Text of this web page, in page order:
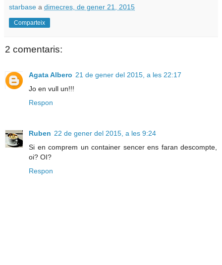
starbase a dimecres, de gener 21, 2015
Comparteix
2 comentaris:
Agata Albero 21 de gener del 2015, a les 22:17
Jo en vull un!!!
Respon
Ruben 22 de gener del 2015, a les 9:24
Si en comprem un container sencer ens faran descompte,
oi? OI?
Respon